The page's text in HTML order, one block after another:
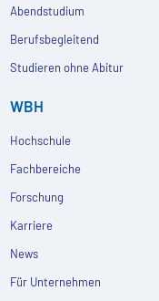
Abendstudium
Berufsbegleitend
Studieren ohne Abitur
WBH
Hochschule
Fachbereiche
Forschung
Karriere
News
Für Unternehmen